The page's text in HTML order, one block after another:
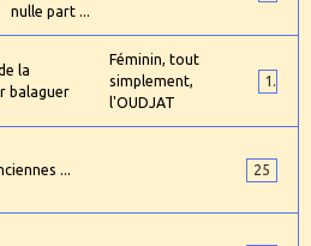
nulle part ...
Féminin, tout
simplement,
l'OUDJAT
1
... 25